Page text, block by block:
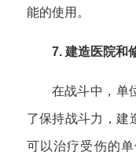
能的使用。
7. 建造医院和
在战斗中，单
了保持战斗力，建
可以治疗受伤的